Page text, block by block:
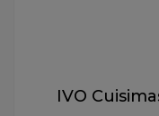
IVO